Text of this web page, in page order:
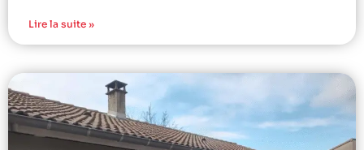
Lire la suite »